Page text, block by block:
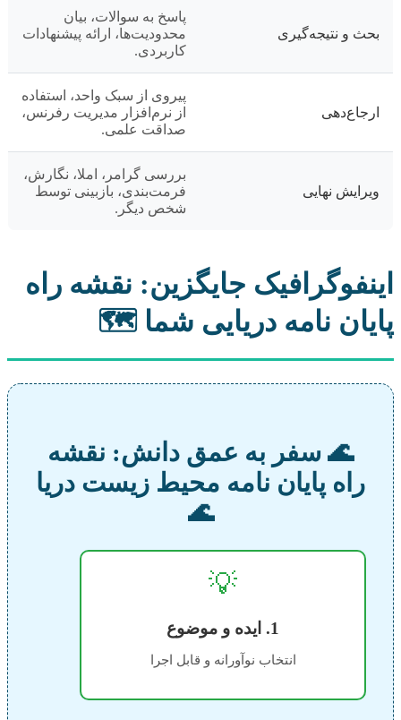
بحث و نتیجه‌گیری
پاسخ به سوالات، بیان
محدودیت‌ها، ارائه پیشنهادات
کاربردی.
ارجاع‌دهی
پیروی از سبک واحد، استفاده
از نرم‌افزار مدیریت رفرنس،
صداقت علمی.
ویرایش نهایی
بررسی گرامر، املا، نگارش،
فرمت‌بندی، بازبینی توسط
شخص دیگر.
اینفوگرافیک جایگزین: نقشه راه
پایان نامه دریایی شما 🗺️
🌊 سفر به عمق دانش: نقشه
راه پایان نامه محیط زیست دریا
🌊
💡
1. ایده و موضوع
انتخاب نوآورانه و قابل اجرا